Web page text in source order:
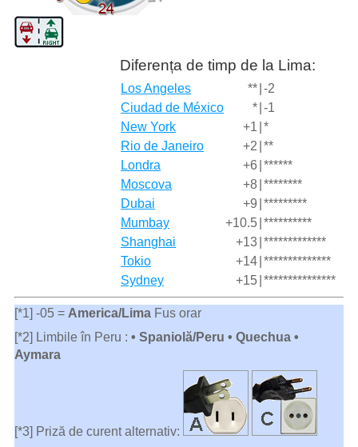
Diferența de timp de la Lima:
Los Angeles ** -2
Ciudad de México
* -1
New York
+1 *
Rio de Janeiro
+2 **
Londra
+6 ******
Moscova
+8 ********
Dubai
+9 *********
Mumbay
+10.5 **********
Shanghai
+13 *************
Tokio
+14 **************
Sydney
+15 ***************
[*1] -05 = America/LimaFus orar
[*2] Limbile în Peru : • Spaniolă/Peru • Quechua •
Aymara
[*3] Priză de curent alternativ: